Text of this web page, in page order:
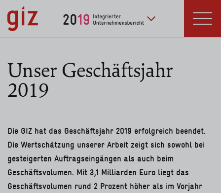
zum Inhalt springen
Deutsche Gesellschaft
für Internationale
Zusammenarbeit (GIZ) GmbH
Unser Geschäftsjahr
2019
Die GIZ hat das Geschäftsjahr 2019 erfolgreich beendet.
Die Wertschätzung unserer Arbeit zeigt sich sowohl bei
gesteigerten Auftragseingängen als auch beim
Geschäfts­volumen. Mit 3,1 Milliarden Euro liegt das
Geschäftsvolumen rund 2 Prozent höher als im Vorjahr